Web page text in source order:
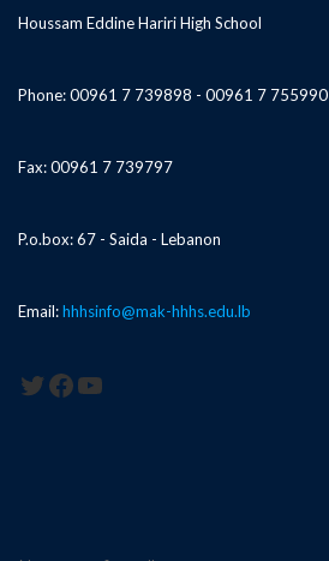
Houssam Eddine Hariri High School
Phone: 00961 7 739898 - 00961 7 755990
Fax: 00961 7 739797
P.o.box: 67 - Saida - Lebanon
Email:hhhsinfo@mak-hhhs.edu.lb
Twitter
Facebook
YouTube